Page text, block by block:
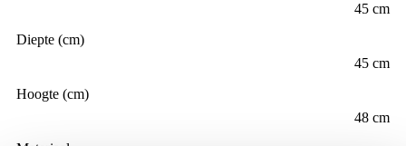
45 cm
Diepte (cm)
45 cm
Hoogte (cm)
48 cm